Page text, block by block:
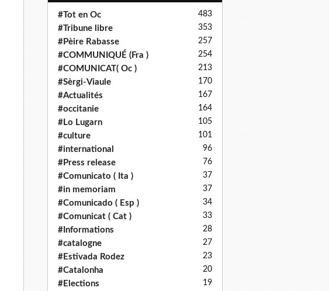
#Tot en Oc 483
#Tribune libre 353
#Pèire Rabasse 257
#COMMUNIQUÉ (Fra ) 254
#COMUNICAT( Oc ) 213
#Sèrgi-Viaule 170
#Actualités 167
#occitanie 164
#Lo Lugarn 105
#culture 101
#international 96
#Press release 76
#Comunicato ( Ita ) 37
#in memoriam 37
#Comunicado ( Esp ) 34
#Comunicat ( Cat ) 33
#Informations 28
#catalogne 27
#Estivada Rodez 23
#Catalonha 20
#Elections 19